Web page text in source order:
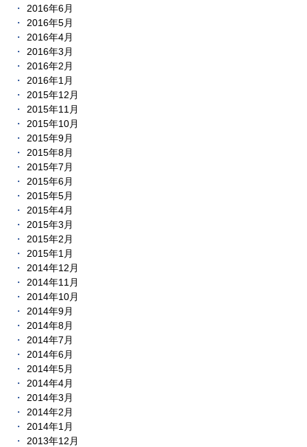
2016年6月
2016年5月
2016年4月
2016年3月
2016年2月
2016年1月
2015年12月
2015年11月
2015年10月
2015年9月
2015年8月
2015年7月
2015年6月
2015年5月
2015年4月
2015年3月
2015年2月
2015年1月
2014年12月
2014年11月
2014年10月
2014年9月
2014年8月
2014年7月
2014年6月
2014年5月
2014年4月
2014年3月
2014年2月
2014年1月
2013年12月